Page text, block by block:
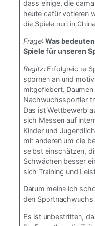
dass einige, die
heute dafür votieren
die Spiele nun in
Frage: Was
Spiele für unseren
Regitz: Erfolgreiche
spornen an und
mitgefiebert,
Nachwuchssportler
Das ist Wettbewerb
sich Messen auf
Kinder und
mit anderen um die
selbst einschätzen,
Schwächen besser
sich Training und
Darum meine ich
den Sportnachwuchs
Es ist unbestritten,